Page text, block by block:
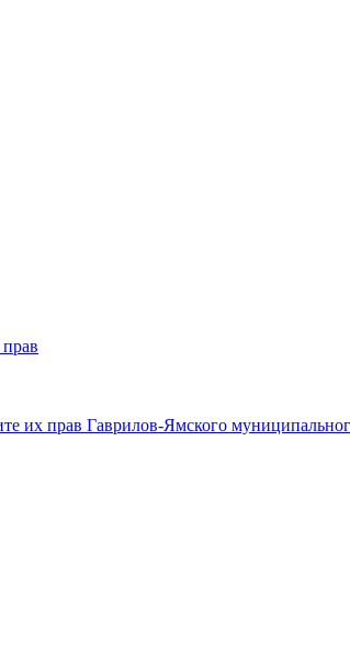
их прав Гаврилов-Ямского